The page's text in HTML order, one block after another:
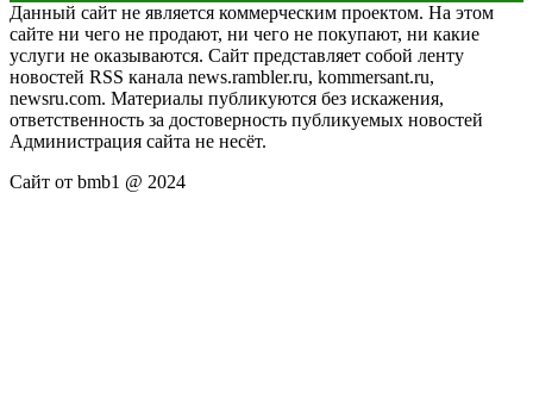
Данный сайт не является коммерческим проектом. На этом
сайте ни чего не продают, ни чего не покупают, ни какие
услуги не оказываются. Сайт представляет собой ленту
новостей RSS канала news.rambler.ru, kommersant.ru,
newsru.com. Материалы публикуются без искажения,
ответственность за достоверность публикуемых новостей
Администрация сайта не несёт.
Сайт от bmb1 @ 2024